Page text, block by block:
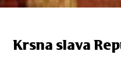
Krsna slava